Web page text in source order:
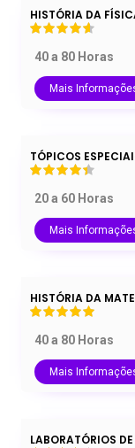
HISTÓRIA DA
40 a 80 Horas
Mais
TÓPICOS
20 a 60 Horas
Mais
HISTÓRIA DA
40 a 80 Horas
Mais
LABORATÓRIOS